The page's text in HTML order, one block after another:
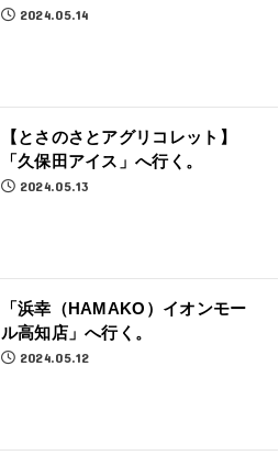
2024.05.14
【とさのさとアグリコレット】
「久保田アイス」へ行く。
2024.05.13
「浜幸（HAMAKO）イオンモー
ル高知店」へ行く。
2024.05.12